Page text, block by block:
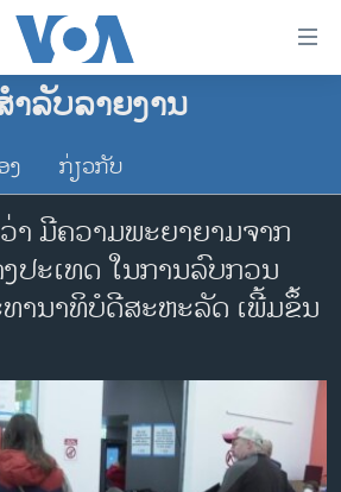
ບໍດີ ສະຫະລັດ 2024
າວ
ລັບລາຍງານ
ງ ກ່ຽວກັບ
າ ມີຄວາມພະຍາຍາມຈາກ
ປະເທດ ໃນການລົບກວນ
ານາທິບໍດີສະຫະລັດ ເພີ້ມຂຶ້ນ